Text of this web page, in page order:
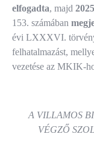
elfogadta, majd
153. számában
évi LXXXVI. törvény
felhatalmazást,
vezetése az MKIK-
A VILLAMOS
VÉGZŐ